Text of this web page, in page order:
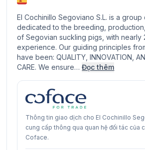
El Cochinillo Segoviano S.L. is a
dedicated to the breeding,
of Segovian suckling pigs, with nearly
experience. Our guiding principles
have been: QUALITY, INNOVATION,
CARE. We ensure…Đọc thêm
Thông tin giao dịch cho El Cochinillo
cung cấp thông qua quan hệ đối tác của
Coface.